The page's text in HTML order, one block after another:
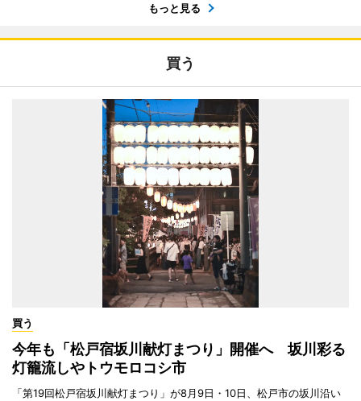
もっと見る
買う
買う
今年も「松戸宿坂川献灯まつり」開催へ 坂川彩る
灯籠流しやトウモロコシ市
「第19回松戸宿坂川献灯まつり」が8月9日・10日、松戸市の坂川沿い